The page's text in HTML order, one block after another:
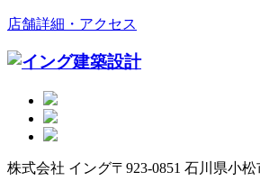
店舗詳細・アクセス
株式会社 イング〒923-0851 石川県小